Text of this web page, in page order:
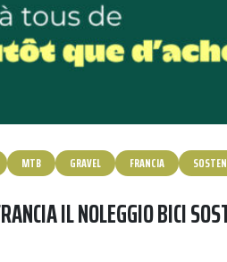
MTB GRAVEL FRANCIA
IL NOLEGGIO BICI